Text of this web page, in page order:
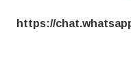
https://